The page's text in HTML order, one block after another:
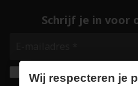
Schrijf je in voor
Ik geef de toestemming
Wij respecteren je